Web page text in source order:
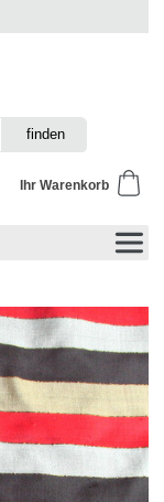
Ihr Warenkorb